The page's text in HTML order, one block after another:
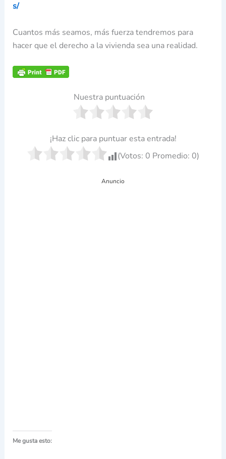
s/
Cuantos más seamos, más fuerza tendremos para
hacer que el derecho a la vivienda sea una realidad.
Nuestra puntuación
¡Haz clic para puntuar esta entrada!
(Votos: 0 Promedio: 0)
Anuncio
Me gusta esto: